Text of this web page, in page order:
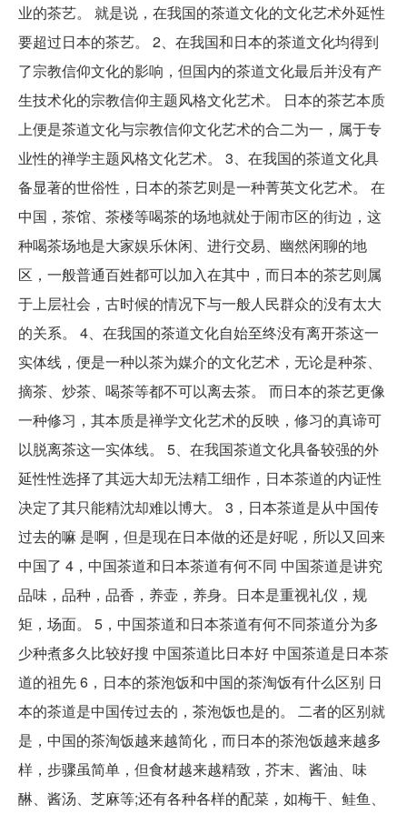
业的茶艺。 就是说，在我国的茶道文化的文化艺术外延性
要超过日本的茶艺。 2、在我国和日本的茶道文化均得到
了宗教信仰文化的影响，但国内的茶道文化最后并没有产
生技术化的宗教信仰主题风格文化艺术。 日本的茶艺本质
上便是茶道文化与宗教信仰文化艺术的合二为一，属于专
业性的禅学主题风格文化艺术。 3、在我国的茶道文化具
备显著的世俗性，日本的茶艺则是一种菁英文化艺术。 在
中国，茶馆、茶楼等喝茶的场地就处于闹市区的街边，这
种喝茶场地是大家娱乐休闲、进行交易、幽然闲聊的地
区，一般普通百姓都可以加入在其中，而日本的茶艺则属
于上层社会，古时候的情况下与一般人民群众的没有太大
的关系。 4、在我国的茶道文化自始至终没有离开茶这一
实体线，便是一种以茶为媒介的文化艺术，无论是种茶、
摘茶、炒茶、喝茶等都不可以离去茶。 而日本的茶艺更像
一种修习，其本质是禅学文化艺术的反映，修习的真谛可
以脱离茶这一实体线。 5、在我国茶道文化具备较强的外
延性性选择了其远大却无法精工细作，日本茶道的内证性
决定了其只能精沈却难以博大。 3，日本茶道是从中国传
过去的嘛 是啊，但是现在日本做的还是好呢，所以又回来
中国了 4，中国茶道和日本茶道有何不同 中国茶道是讲究
品味，品种，品香，养壶，养身。日本是重视礼仪，规
矩，场面。 5，中国茶道和日本茶道有何不同茶道分为多
少种煮多久比较好搜 中国茶道比日本好 中国茶道是日本茶
道的祖先 6，日本的茶泡饭和中国的茶淘饭有什么区别 日
本的茶道是中国传过去的，茶泡饭也是的。 二者的区别就
是，中国的茶淘饭越来越简化，而日本的茶泡饭越来越多
样，步骤虽简单，但食材越来越精致，芥末、酱油、味
醂、酱汤、芝麻等;还有各种各样的配菜，如梅干、鲑鱼、